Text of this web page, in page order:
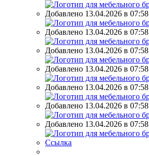
Добавлено 13.04.2026 в 07:58
Добавлено 13.04.2026 в 07:58
Добавлено 13.04.2026 в 07:58
Добавлено 13.04.2026 в 07:58
Добавлено 13.04.2026 в 07:58
Добавлено 13.04.2026 в 07:58
Добавлено 13.04.2026 в 07:58
Ссылка